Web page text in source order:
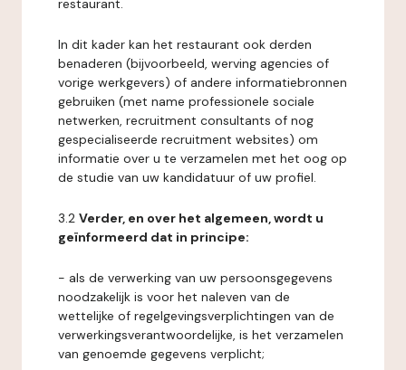
restaurant.
In dit kader kan het restaurant ook derden
benaderen (bijvoorbeeld, werving agencies of
vorige werkgevers) of andere informatiebronnen
gebruiken (met name professionele sociale
netwerken, recruitment consultants of nog
gespecialiseerde recruitment websites) om
informatie over u te verzamelen met het oog op
de studie van uw kandidatuur of uw profiel.
3.2 Verder, en over het algemeen, wordt u
geïnformeerd dat in principe:
- als de verwerking van uw persoonsgegevens
noodzakelijk is voor het naleven van de
wettelijke of regelgevingsverplichtingen van de
verwerkingsverantwoordelijke, is het verzamelen
van genoemde gegevens verplicht;